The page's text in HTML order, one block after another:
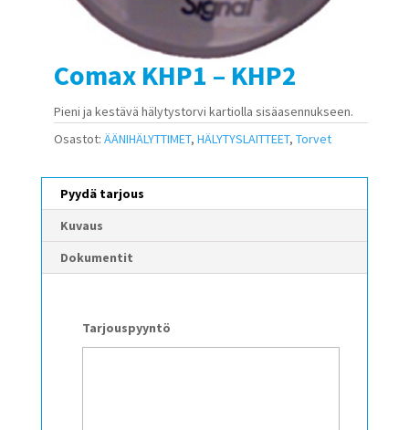
Comax KHP1 – KHP2
Pieni ja kestävä hälytystorvi kartiolla sisäasennukseen.
Osastot: ÄÄNIHÄLYTTIMET, HÄLYTYSLAITTEET, Torvet
Pyydä tarjous
Kuvaus
Dokumentit
Tarjouspyyntö